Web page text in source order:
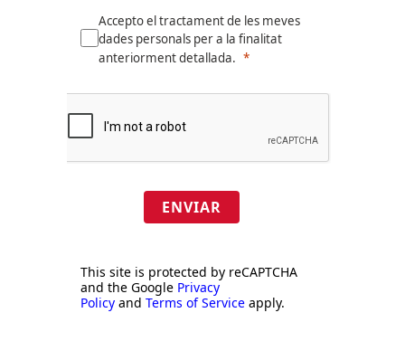
Accepto el tractament de les meves
dades personals per a la finalitat
anteriorment detallada.
ENVIAR
This site is protected by reCAPTCHA
and the Google Privacy
Policy and Terms of Service apply.